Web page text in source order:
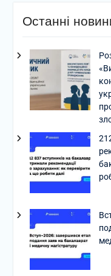
Останні